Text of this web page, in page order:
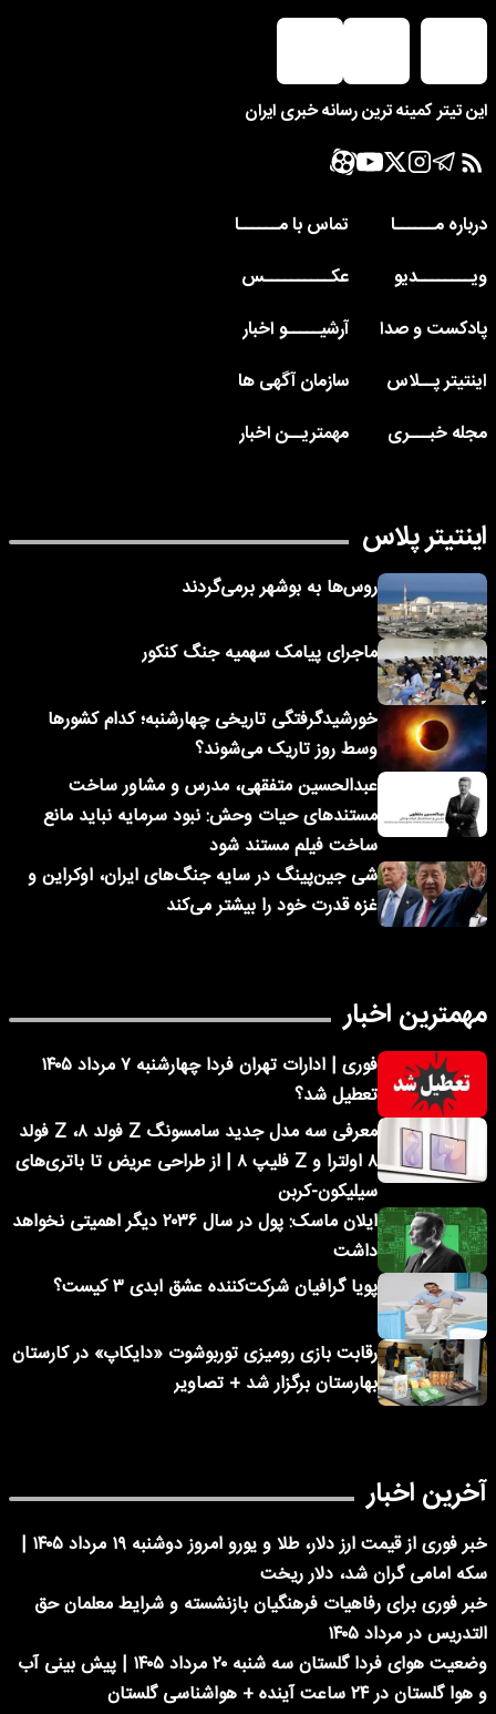
این تیتر کمینه ترین رسانه خبری ایران
درباره مــــــا
تماس با مــــــا
ویــــــــدیو
عکــــــــــس
پادکست و صدا
آرشیـــــو اخبار
اینتیتر پــلاس
سازمان آگهی ها
مجله خبـــری
مهمتریــن اخبار
اینتیتر پلاس
روس‌ها به بوشهر برمی‌گردند
ماجرای پیامک‌ سهمیه جنگ کنکور
خورشیدگرفتگی تاریخی چهارشنبه؛ کدام کشورها
وسط روز تاریک می‌شوند؟
عبدالحسین متفقهی، مدرس و مشاور ساخت
مستندهای حیات وحش: نبود سرمایه نباید مانع
ساخت فیلم مستند شود
شی جین‌پینگ در سایه جنگ‌های ایران، اوکراین و
غزه قدرت خود را بیشتر می‌کند
مهمترین اخبار
فوری | ادارات تهران فردا چهارشنبه ۷ مرداد ۱۴۰۵
تعطیل شد؟
معرفی سه مدل جدید سامسونگ Z فولد ۸، Z فولد
۸ اولترا و Z فلیپ ۸ | از طراحی عریض تا باتری‌های
سیلیکون-کربن
ایلان ماسک: پول در سال ۲۰۳۶ دیگر اهمیتی نخواهد
داشت
پویا گرافیان شرکت‌کننده عشق ابدی ۳ کیست؟
رقابت بازی رومیزی توربوشوت «دایکاپ» در کارستان
بهارستان برگزار شد + تصاویر
آخرین اخبار
خبر فوری از قیمت ارز دلار، طلا و یورو امروز دوشنبه ۱۹ مرداد ۱۴۰۵ |
سکه امامی گران شد، دلار ریخت
خبر فوری برای رفاهیات فرهنگیان بازنشسته و شرایط معلمان حق
التدریس در مرداد ۱۴۰۵
وضعیت هوای فردا گلستان سه شنبه ۲۰ مرداد ۱۴۰۵ | پیش بینی آب
و هوا گلستان در ۲۴ ساعت آینده + هواشناسی گلستان